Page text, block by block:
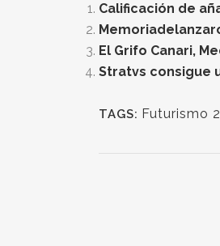
Calificación de
El Grifo Canari,
Stratvs consigue
TAGS: Futurismo